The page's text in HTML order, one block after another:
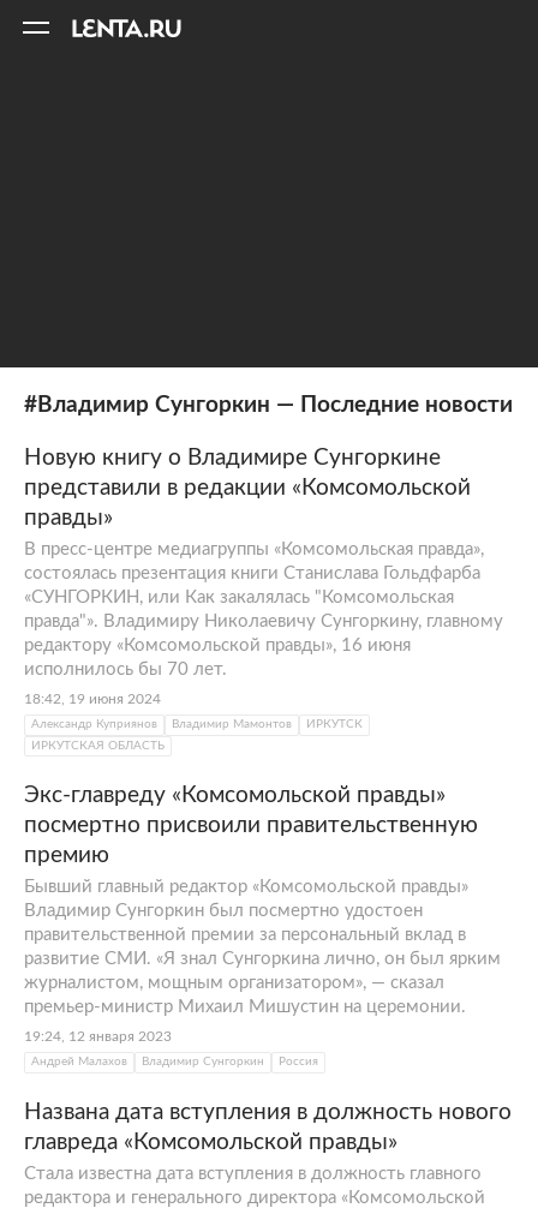
#Владимир Сунгоркин — Последние новости
Новую книгу о Владимире Сунгоркине
представили в редакции «Комсомольской
правды»
В пресс-центре медиагруппы «Комсомольская правда»,
состоялась презентация книги Станислава Гольдфарба
«СУНГОРКИН, или Как закалялась "Комсомольская
правда"». Владимиру Николаевичу Сунгоркину, главному
редактору «Комсомольской правды», 16 июня
исполнилось бы 70 лет.
18:42, 19 июня 2024
Александр Куприянов Владимир Мамонтов
ИРКУТСК
ИРКУТСКАЯ ОБЛАСТЬ
Экс-главреду «Комсомольской правды»
посмертно присвоили правительственную
премию
Бывший главный редактор «Комсомольской правды»
Владимир Сунгоркин был посмертно удостоен
правительственной премии за персональный вклад в
развитие СМИ. «Я знал Сунгоркина лично, он был ярким
журналистом, мощным организатором», — сказал
премьер-министр Михаил Мишустин на церемонии.
19:24, 12 января 2023
Андрей Малахов Владимир Сунгоркин Россия
Названа дата вступления в должность нового
главреда «Комсомольской правды»
Стала известна дата вступления в должность главного
редактора и генерального директора «Комсомольской